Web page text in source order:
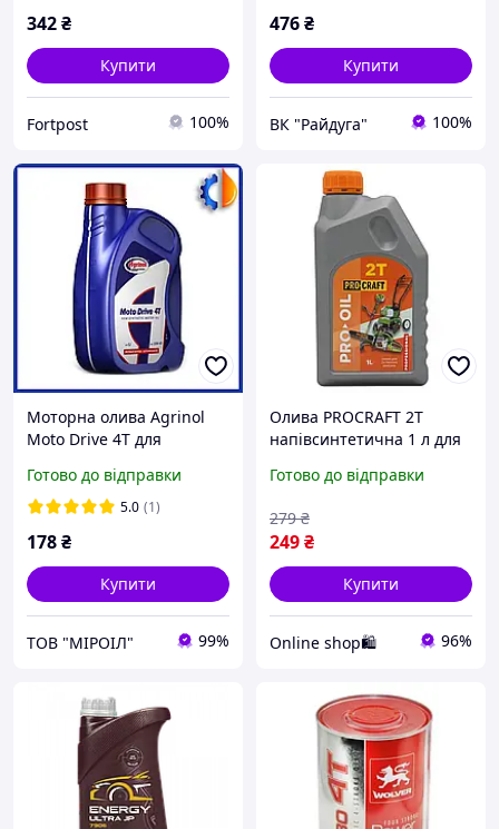
342₴
Купити
Fortpost 100%
476₴
Купити
ВК "Райдуга" 100%
Моторна олива Agrinol
Moto Drive 4T для
напівсинтетична
автоолія для мототехніки
Готово до відправки
5.0 (1)
178₴
Купити
ТОВ "МІРОІЛ" 99%
Олива PROCRAFT 2T
напівсинтетична 1 л для
TC, пропорція 1:32-1:50
Готово до відправки
249₴
279 ₴
Купити
Online shop🛍 96%